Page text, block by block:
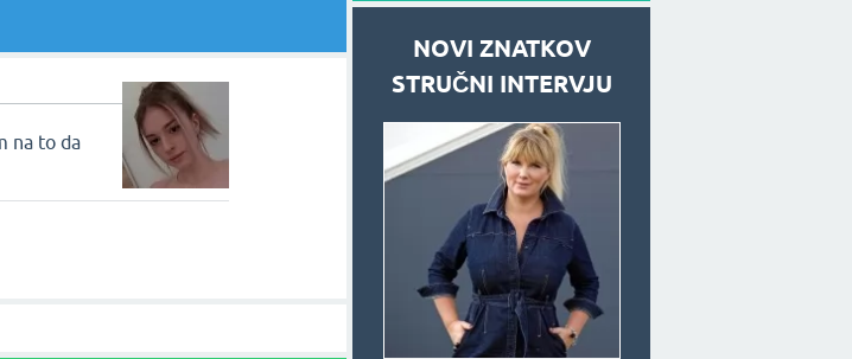
na to da
NOVI ZNATKOV
STRUČNI INTERVJU